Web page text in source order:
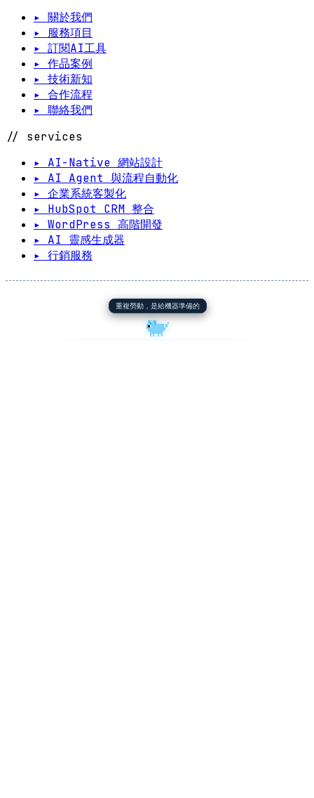
▸ 關於我們
▸ 服務項目
▸ 訂閱AI工具
▸ 作品案例
▸ 技術新知
▸ 合作流程
▸ 聯絡我們
// services
▸ AI-Native 網站設計
▸ AI Agent 與流程自動化
▸ 企業系統客製化
▸ HubSpot CRM 整合
▸ WordPress 高階開發
▸ AI 靈感生成器
▸ 行銷服務
重複勞動，是給機器準備的